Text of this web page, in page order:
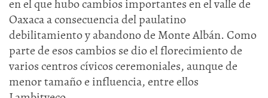
en el que hubo cambios importantes en el valle de
Oaxaca a consecuencia del paulatino
debilitamiento y abandono de Monte Albán. Como
parte de esos cambios se dio el florecimiento de
varios centros cívicos ceremoniales, aunque de
menor tamaño e influencia, entre ellos